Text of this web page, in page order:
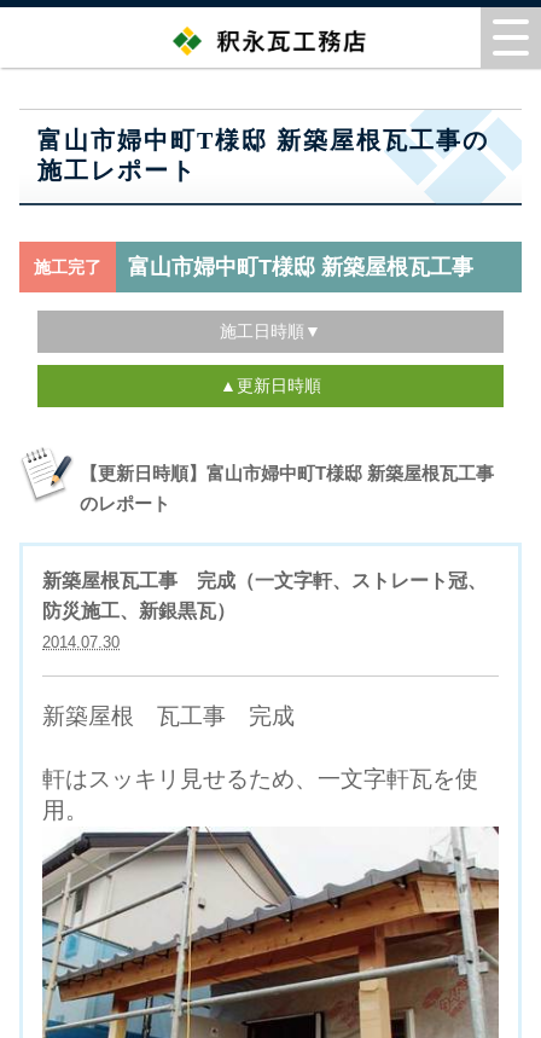
富山市婦中町T様邸 新築屋根瓦工事の
施工レポート
施工完了 富山市婦中町T様邸 新築屋根瓦工事
施工日時順▼
▲更新日時順
【更新日時順】富山市婦中町T様邸 新築屋根瓦工事
のレポート
新築屋根瓦工事 完成（一文字軒、ストレート冠、
防災施工、新銀黒瓦）
2014.07.30
新築屋根 瓦工事 完成
軒はスッキリ見せるため、一文字軒瓦を使
用。